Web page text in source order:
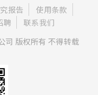
报告
使用条款
聘
联系我们
司 版权所有 不得转载